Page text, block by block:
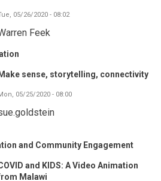
05/26/2020 - 08:02
Feek
Make sense, storytelling, connectivity
05/25/2020 - 08:00
and Community Engagement
and KIDS: A Video Animation
Malawi